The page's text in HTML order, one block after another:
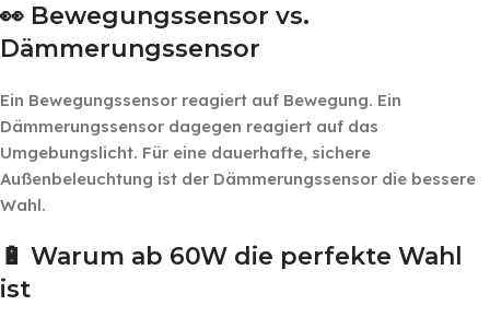
👀 Bewegungssensor vs.
Dämmerungssensor
Ein Bewegungssensor reagiert auf Bewegung. Ein
Dämmerungssensor dagegen reagiert auf das
Umgebungslicht. Für eine dauerhafte, sichere
Außenbeleuchtung ist der Dämmerungssensor die bessere
Wahl.
🔋 Warum ab 60W die perfekte Wahl
ist